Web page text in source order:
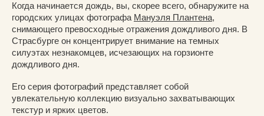
Когда начинается дождь, вы, скорее всего, обнаружите на
городских улицах фотографа Мануэля Плантена,
снимающего превосходные отражения дождливого дня. В
Страсбурге он концентрирует внимание на темных
силуэтах незнакомцев, исчезающих на горзионте
дождливого дня.
Его серия фотографий представляет собой
увлекательную коллекцию визуально захватывающих
текстур и ярких цветов.